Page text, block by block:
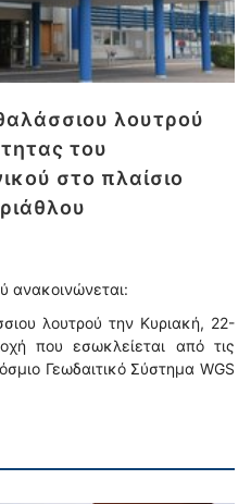
λουτρού
του
στο πλαίσιο
ανακοινώνεται:
λουτρού την Κυριακή, 22-
που εσωκλείεται από τις
Γεωδαιτικό Σύστημα WGS